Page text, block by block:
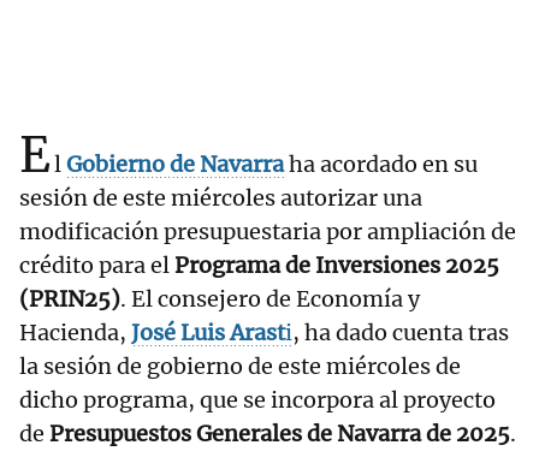
ElGobierno de Navarraha acordado en su
sesión de este miércoles autorizar una
modificación presupuestaria por ampliación de
crédito para elPrograma de Inversiones 2025
(PRIN25). El consejero de Economía y
Hacienda, José Luis Arasti, ha dado cuenta tras
la sesión de gobierno de este miércoles de
dicho programa, que se incorpora al proyecto
de Presupuestos Generales de Navarra de 2025.